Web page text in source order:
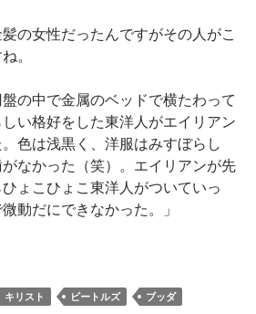
の女性だったんですがその人がこ
。
盤の中で金属のベッドで横たわって
い格好をした東洋人がエイリアン
色は浅黒く、洋服はみすぼらし
なかった（笑）。エイリアンが先
ょこひょこ東洋人がついていっ
動だにできなかった。」
んのUFO体験とオノ・ヨーコからの
キリスト ビートルズ
ブッダ